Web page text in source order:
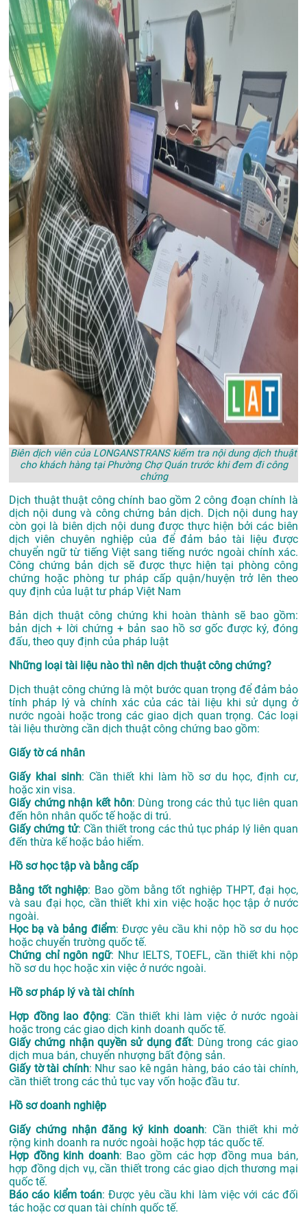
Biên dịch viên của LONGANSTRANS kiểm tra nội dung dịch thuật
cho khách hàng tại Phường Chợ Quán trước khi đem đi công
chứng
Dịch thuật thuật công chính bao gồm 2 công đoạn chính là
dịch nội dung và công chứng bản dịch. Dịch nội dung hay
còn gọi là biên dịch nội dung được thực hiện bởi các biên
dịch viên chuyên nghiệp của để đảm bảo tài liệu được
chuyển ngữ từ tiếng Việt sang tiếng nước ngoài chính xác.
Công chứng bản dịch sẽ được thực hiện tại phòng công
chứng hoặc phòng tư pháp cấp quận/huyện trở lên theo
quy định của luật tư pháp Việt Nam
Bản dịch thuật công chứng khi hoàn thành sẽ bao gồm:
bản dịch + lời chứng + bản sao hồ sơ gốc được ký, đóng
đấu, theo quy định của pháp luật
Những loại tài liệu nào thì nên dịch thuật công chứng?
Dịch thuật công chứng là một bước quan trọng để đảm bảo
tính pháp lý và chính xác của các tài liệu khi sử dụng ở
nước ngoài hoặc trong các giao dịch quan trọng. Các loại
tài liệu thường cần dịch thuật công chứng bao gồm:
Giấy tờ cá nhân
Giấy khai sinh: Cần thiết khi làm hồ sơ du học, định cư,
hoặc xin visa.
Giấy chứng nhận kết hôn: Dùng trong các thủ tục liên quan
đến hôn nhân quốc tế hoặc di trú.
Giấy chứng tử: Cần thiết trong các thủ tục pháp lý liên quan
đến thừa kế hoặc bảo hiểm.
Hồ sơ học tập và bằng cấp
Bằng tốt nghiệp: Bao gồm bằng tốt nghiệp THPT, đại học,
và sau đại học, cần thiết khi xin việc hoặc học tập ở nước
ngoài.
Học bạ và bảng điểm: Được yêu cầu khi nộp hồ sơ du học
hoặc chuyển trường quốc tế.
Chứng chỉ ngôn ngữ: Như IELTS, TOEFL, cần thiết khi nộp
hồ sơ du học hoặc xin việc ở nước ngoài.
Hồ sơ pháp lý và tài chính
Hợp đồng lao động: Cần thiết khi làm việc ở nước ngoài
hoặc trong các giao dịch kinh doanh quốc tế.
Giấy chứng nhận quyền sử dụng đất: Dùng trong các giao
dịch mua bán, chuyển nhượng bất động sản.
Giấy tờ tài chính: Như sao kê ngân hàng, báo cáo tài chính,
cần thiết trong các thủ tục vay vốn hoặc đầu tư.
Hồ sơ doanh nghiệp
Giấy chứng nhận đăng ký kinh doanh: Cần thiết khi mở
rộng kinh doanh ra nước ngoài hoặc hợp tác quốc tế.
Hợp đồng kinh doanh: Bao gồm các hợp đồng mua bán,
hợp đồng dịch vụ, cần thiết trong các giao dịch thương mại
quốc tế.
Báo cáo kiểm toán: Được yêu cầu khi làm việc với các đối
tác hoặc cơ quan tài chính quốc tế.